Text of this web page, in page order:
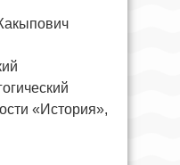
«История»,